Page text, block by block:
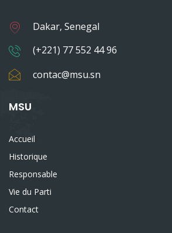
Dakar, Senegal
(+221) 77 552 44 96
contac@msu.sn
MSU
Accueil
Historique
Responsable
Vie du Parti
Contact